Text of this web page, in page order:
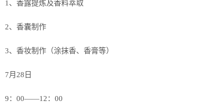
1、香露提炼及香料萃取
2、香囊制作
3、香妆制作（涂抹香、香膏等）
7月28日
9：00——12：00